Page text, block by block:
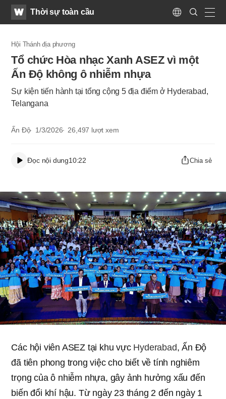
WATVThời sự toàn cầu
Language
Search
Submit
Hội Thánh địa phương
Tổ chức Hòa nhạc Xanh ASEZ vì một
Ấn Độ không ô nhiễm nhựa
Sự kiện tiến hành tại tổng cộng 5 địa điểm ở Hyderabad,
Telangana
Ấn Độ 1/3/2026 26,497 lượt xem
Đọc nội dung10:22 Chia sẻ
Các hội viên ASEZ tại khu vực Hyderabad, Ấn Độ
đã tiên phong trong việc cho biết về tính nghiêm
trọng của ô nhiễm nhựa, gây ảnh hưởng xấu đến
biến đổi khí hậu. Từ ngày 23 tháng 2 đến ngày 1